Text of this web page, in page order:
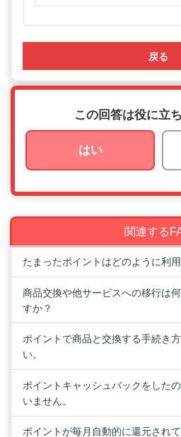
戻る
この回答は役に立
はい
関連する
たまったポイントはどのように利
商品交換や他サービスへの移行は
すか？
ポイントで商品と交換する手続き
い。
ポイントキャッシュバックをした
いません。
ポイントが毎月自動的に還元され